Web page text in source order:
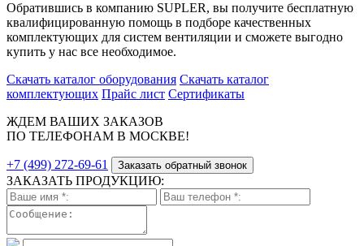
Обратившись в компанию SUPLER, вы получите бесплатную
квалифицированную помощь в подборе качественных
комплектующих для систем вентиляции и сможете выгодно
купить у нас все необходимое.
Скачать каталог оборудования Скачать каталог
комплектующих Прайс лист Сертификаты
ЖДЕМ ВАШИХ ЗАКАЗОВ
ПО ТЕЛЕФОНАМ В МОСКВЕ!
+7 (499) 272-69-61 Заказать обратный звонок
ЗАКАЗАТЬ ПРОДУКЦИЮ: